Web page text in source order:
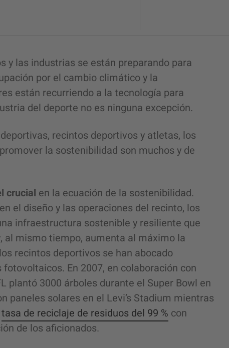
y las industrias se están preparando para
por el cambio climático y la
están recurriendo a la tecnología para
del deporte no es ninguna excepción.
recintos deportivos y atletas, los
la sostenibilidad son muchos y de
crucial en la ecuación de la sostenibilidad.
en el diseño y las operaciones del recinto, los
infraestructura sostenible y resiliente que
mismo tiempo, aumenta al máximo la
recintos deportivos se han abocado
En 2007, en colaboración con
plantó 3000 árboles durante el Super Bowl en
paneles solares en el Levi’s Stadium mientras
tasa de reciclaje de residuos del 99 % con
de los aficionados.